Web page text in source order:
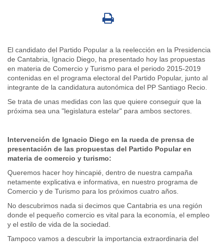
El candidato del Partido Popular a la reelección en la Presidencia
de Cantabria, Ignacio Diego, ha presentado hoy las propuestas
en materia de Comercio y Turismo para el periodo 2015-2019
contenidas en el programa electoral del Partido Popular, junto al
integrante de la candidatura autonómica del PP Santiago Recio.
Se trata de unas medidas con las que quiere conseguir que la
próxima sea una "legislatura estelar" para ambos sectores.
Intervención de Ignacio Diego en la rueda de prensa de
presentación de las propuestas del Partido Popular en
materia de comercio y turismo:
Queremos hacer hoy hincapié, dentro de nuestra campaña
netamente explicativa e informativa, en nuestro programa de
Comercio y de Turismo para los próximos cuatro años.
No descubrimos nada si decimos que Cantabria es una región
donde el pequeño comercio es vital para la economía, el empleo
y el estilo de vida de la sociedad.
Tampoco vamos a descubrir la importancia extraordinaria del